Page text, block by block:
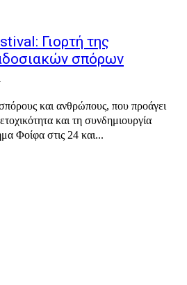
Γιορτή της
σπόρων
και ανθρώπους, που προάγει
και τη συνδημιουργία
Φοίφα στις 24 και...